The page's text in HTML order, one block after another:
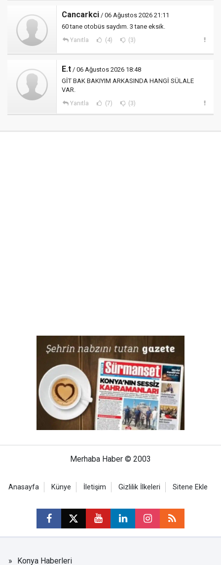
Cancarkci / 06 Ağustos 2026 21:11
60 tane otobüs saydım. 3 tane eksik.
Yanıtla (4) (3)
E.t / 06 Ağustos 2026 18:48
GİT BAK BAKIYIM ARKASINDA HANGİ SÜLALE
VAR.
Yanıtla (7) (3)
Merhaba Haber © 2003
Anasayfa Künye İletişim Gizlilik İlkeleri Sitene Ekle
Konya Haberleri